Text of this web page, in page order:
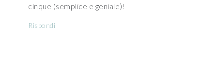
cinque (semplice e geniale)!
Rispondi